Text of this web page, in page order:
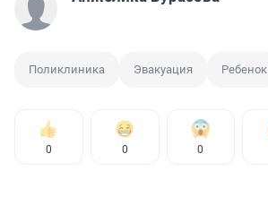
Поликлиника Эвакуация Ребенок
0 0 0